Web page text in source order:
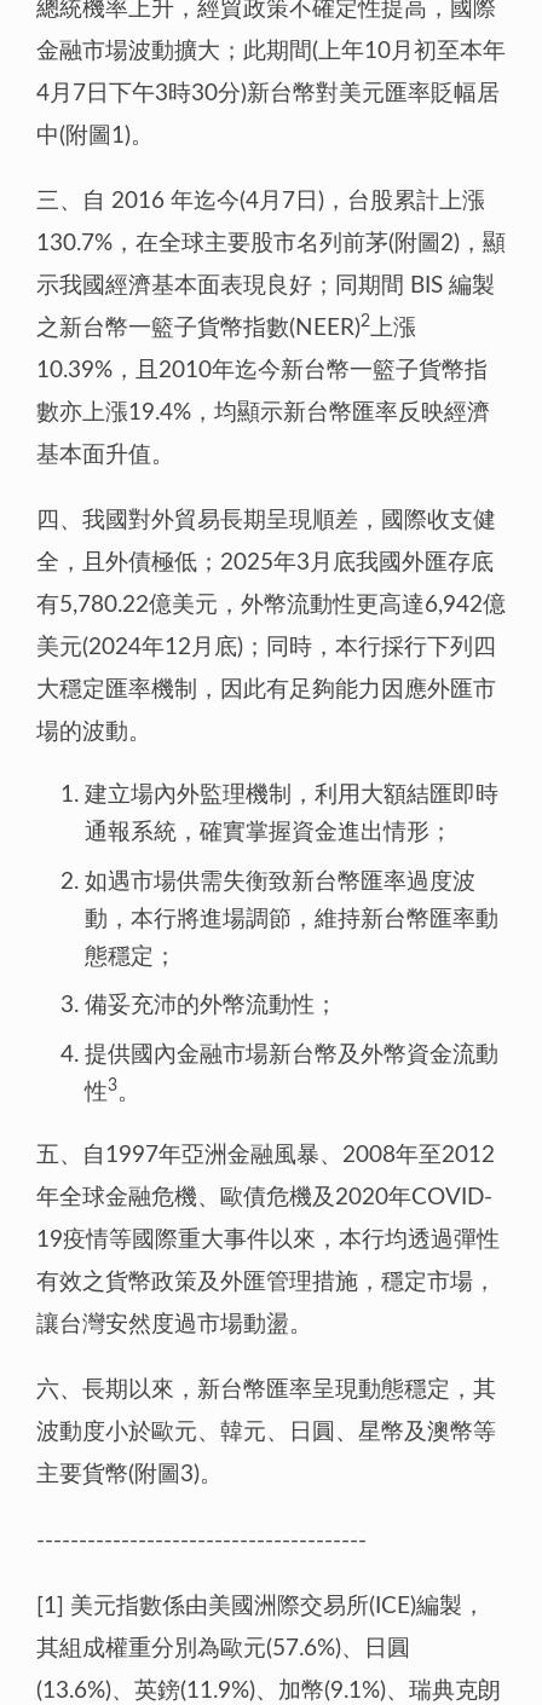
總統機率上升，經貿政策不確定性提高，國際
金融市場波動擴大；此期間(上年10月初至本年
4月7日下午3時30分)新台幣對美元匯率貶幅居
中(附圖1)。
三、自 2016 年迄今(4月7日)，台股累計上漲
130.7%，在全球主要股市名列前茅(附圖2)，顯
示我國經濟基本面表現良好；同期間 BIS 編製
之新台幣一籃子貨幣指數(NEER)2上漲
10.39%，且2010年迄今新台幣一籃子貨幣指
數亦上漲19.4%，均顯示新台幣匯率反映經濟
基本面升值。
四、我國對外貿易長期呈現順差，國際收支健
全，且外債極低；2025年3月底我國外匯存底
有5,780.22億美元，外幣流動性更高達6,942億
美元(2024年12月底)；同時，本行採行下列四
大穩定匯率機制，因此有足夠能力因應外匯市
場的波動。
建立場內外監理機制，利用大額結匯即時
通報系統，確實掌握資金進出情形；
如遇市場供需失衡致新台幣匯率過度波
動，本行將進場調節，維持新台幣匯率動
態穩定；
備妥充沛的外幣流動性；
提供國內金融市場新台幣及外幣資金流動
性3。
五、自1997年亞洲金融風暴、2008年至2012
年全球金融危機、歐債危機及2020年COVID-
19疫情等國際重大事件以來，本行均透過彈性
有效之貨幣政策及外匯管理措施，穩定市場，
讓台灣安然度過市場動盪。
六、長期以來，新台幣匯率呈現動態穩定，其
波動度小於歐元、韓元、日圓、星幣及澳幣等
主要貨幣(附圖3)。
---------------------------------------
[1] 美元指數係由美國洲際交易所(ICE)編製，
其組成權重分別為歐元(57.6%)、日圓
(13.6%)、英鎊(11.9%)、加幣(9.1%)、瑞典克朗